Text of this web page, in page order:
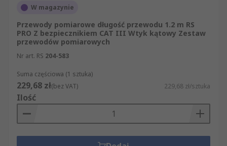
W magazynie
Przewody pomiarowe długość przewodu 1.2 m RS
PRO Z bezpiecznikiem CAT III Wtyk kątowy Zestaw
przewodów pomiarowych
Nr art. RS 204-583
Suma częściowa (1 sztuka)
229,68 zł(bez VAT) 229,68 zł/sztuka
Ilość